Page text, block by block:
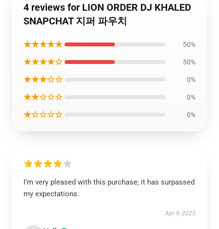
4 reviews for LION ORDER DJ KHALED
SNAPCHAT 지퍼 파우치
★★★★★ 50%
★★★★☆ 50%
★★★☆☆ 0%
★★☆☆☆ 0%
★☆☆☆☆ 0%
I’m very pleased with this purchase; it has surpassed
my expectations.
Apr 9, 2025